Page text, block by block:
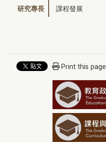
研究專長 課程發展
Print this page